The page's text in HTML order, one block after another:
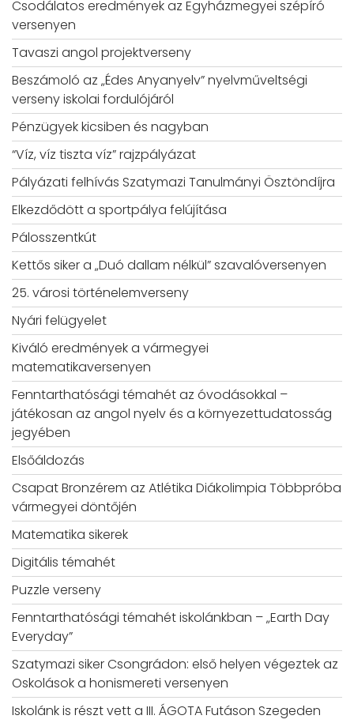
Csodálatos eredmények az Egyházmegyei szépíró
versenyen
Tavaszi angol projektverseny
Beszámoló az „Édes Anyanyelv” nyelvműveltségi
verseny iskolai fordulójáról
Pénzügyek kicsiben és nagyban
“Víz, víz tiszta víz” rajzpályázat
Pályázati felhívás Szatymazi Tanulmányi Ösztöndíjra
Elkezdődött a sportpálya felújítása
Pálosszentkút
Kettős siker a „Duó dallam nélkül” szavalóversenyen
25. városi történelemverseny
Nyári felügyelet
Kiváló eredmények a vármegyei
matematikaversenyen
Fenntarthatósági témahét az óvodásokkal –
játékosan az angol nyelv és a környezettudatosság
jegyében
Elsőáldozás
Csapat Bronzérem az Atlétika Diákolimpia Többpróba
vármegyei döntőjén
Matematika sikerek
Digitális témahét
Puzzle verseny
Fenntarthatósági témahét iskolánkban – „Earth Day
Everyday”
Szatymazi siker Csongrádon: első helyen végeztek az
Oskolások a honismereti versenyen
Iskolánk is részt vett a III. ÁGOTA Futáson Szegeden